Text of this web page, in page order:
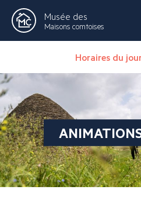
Musée des
Maisons comtoises
Horaires du